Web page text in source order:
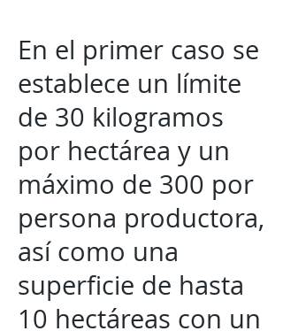
En el primer caso se
establece un límite
de 30 kilogramos
por hectárea y un
máximo de 300 por
persona productora,
así como una
superficie de hasta
10 hectáreas con un